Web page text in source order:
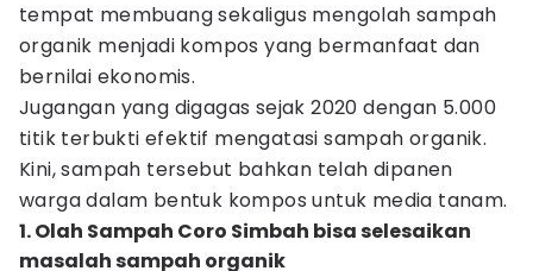
tempat membuang sekaligus mengolah sampah
organik menjadi kompos yang bermanfaat dan
bernilai ekonomis.
Jugangan yang digagas sejak 2020 dengan 5.000
titik terbukti efektif mengatasi sampah organik.
Kini, sampah tersebut bahkan telah dipanen
warga dalam bentuk kompos untuk media tanam.
1. Olah Sampah Coro Simbah bisa selesaikan
masalah sampah organik